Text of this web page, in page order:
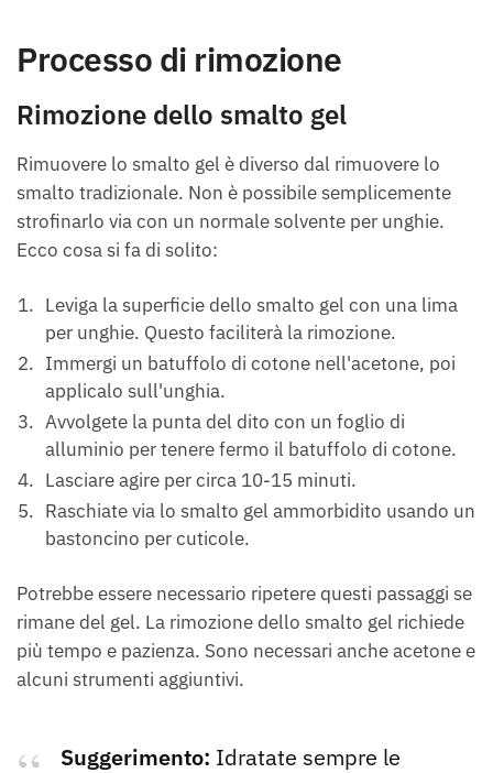
Processo di rimozione
Rimozione dello smalto gel
Rimuovere lo smalto gel è diverso dal rimuovere lo
smalto tradizionale. Non è possibile semplicemente
strofinarlo via con un normale solvente per unghie.
Ecco cosa si fa di solito:
Leviga la superficie dello smalto gel con una lima
per unghie. Questo faciliterà la rimozione.
Immergi un batuffolo di cotone nell'acetone, poi
applicalo sull'unghia.
Avvolgete la punta del dito con un foglio di
alluminio per tenere fermo il batuffolo di cotone.
Lasciare agire per circa 10-15 minuti.
Raschiate via lo smalto gel ammorbidito usando un
bastoncino per cuticole.
Potrebbe essere necessario ripetere questi passaggi se
rimane del gel. La rimozione dello smalto gel richiede
più tempo e pazienza. Sono necessari anche acetone e
alcuni strumenti aggiuntivi.
Suggerimento: Idratate sempre le